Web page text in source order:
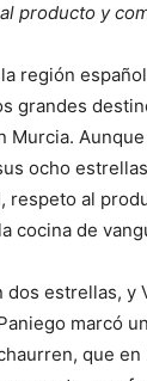
producto y
región
grandes
Murcia.
ocho
respeto al
cocina de
dos estrellas,
marcó
que